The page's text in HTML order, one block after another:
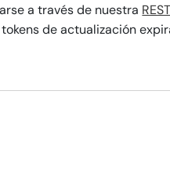
a través de nuestra
de actualización